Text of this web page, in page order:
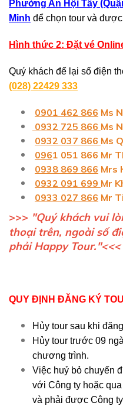
Phường An Hội Tây
Minh để chọn tour và
Hình thức 2: Đặt vé
Quý khách để lại số điện
(028) 22429 333
0901 462 866 Ms
0932 725 866 Ms
0932 037 866 Ms
0961 051 866 Mr
0938 869 866 Mrs
0932 091 699 Mr
0933 027 866 Mr
>>> "Quý khách vui
thoại trên, ngoài số
phải Happy Tour."<<<
QUY ĐỊNH ĐĂNG KÝ
Hủy tour sau khi
Hủy tour trước 09
chương trình.
Việc huỷ bỏ chuyến
với Công ty hoặc
và phải được Công